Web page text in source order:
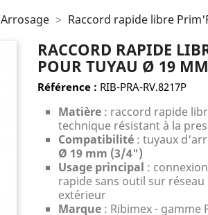
Arrosage Raccord rapide libre
RACCORD RAPIDE
POUR TUYAU Ø 19
Référence : RIB-PRA-RV.8217P
Matière: raccord rapide
technique résistant à la
Compatibilité: tuyaux
Ø 19 mm (3/4")
Usage principal :
rapide sans outil sur
extérieur
Marque: Ribimex - gamme